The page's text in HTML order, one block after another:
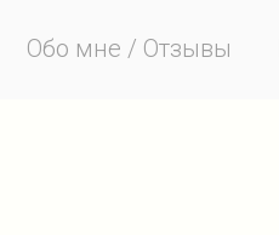
Обо мне / Отзывы